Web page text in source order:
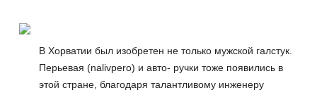
В Хорватии был изобретен не только мужской галстук.
Перьевая (nalivpero) и авто- ручки тоже появились в
этой стране, благодаря талантливому инженеру